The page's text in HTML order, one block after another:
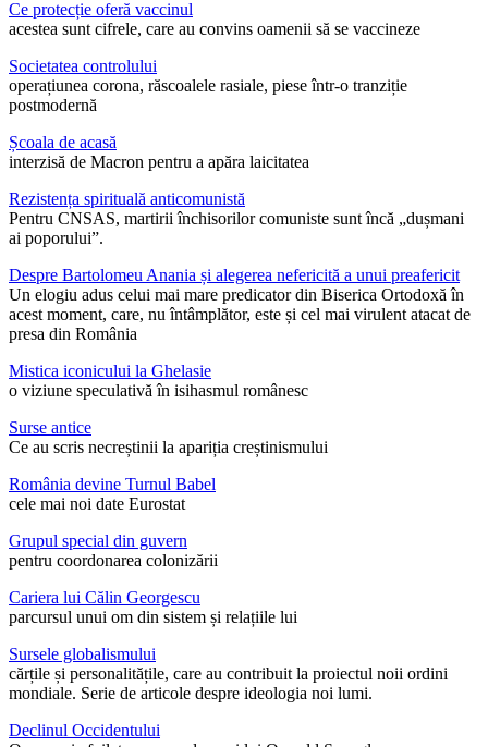
Ce protecție oferă vaccinul
acestea sunt cifrele, care au convins oamenii să se vaccineze
Societatea controlului
operațiunea corona, răscoalele rasiale, piese într-o tranziție
postmodernă
Școala de acasă
interzisă de Macron pentru a apăra laicitatea
Rezistența spirituală anticomunistă
Pentru CNSAS, martirii închisorilor comuniste sunt încă „dușmani
ai poporului”.
Despre Bartolomeu Anania și alegerea nefericită a unui preafericit
Un elogiu adus celui mai mare predicator din Biserica Ortodoxă în
acest moment, care, nu întâmplător, este și cel mai virulent atacat de
presa din România
Mistica iconicului la Ghelasie
o viziune speculativă în isihasmul românesc
Surse antice
Ce au scris necreștinii la apariția creștinismului
România devine Turnul Babel
cele mai noi date Eurostat
Grupul special din guvern
pentru coordonarea colonizării
Cariera lui Călin Georgescu
parcursul unui om din sistem și relațiile lui
Sursele globalismului
cărțile și personalitățile, care au contribuit la proiectul noii ordini
mondiale. Serie de articole despre ideologia noi lumi.
Declinul Occidentului